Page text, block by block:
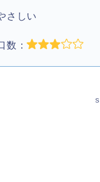
さしい
数：